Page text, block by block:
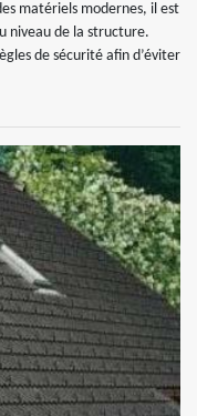
matériels modernes, il est
niveau de la structure.
de sécurité afin d’éviter